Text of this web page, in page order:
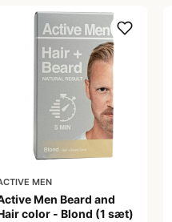
MEN
Men Beard and
color - Blond (1 sæt)